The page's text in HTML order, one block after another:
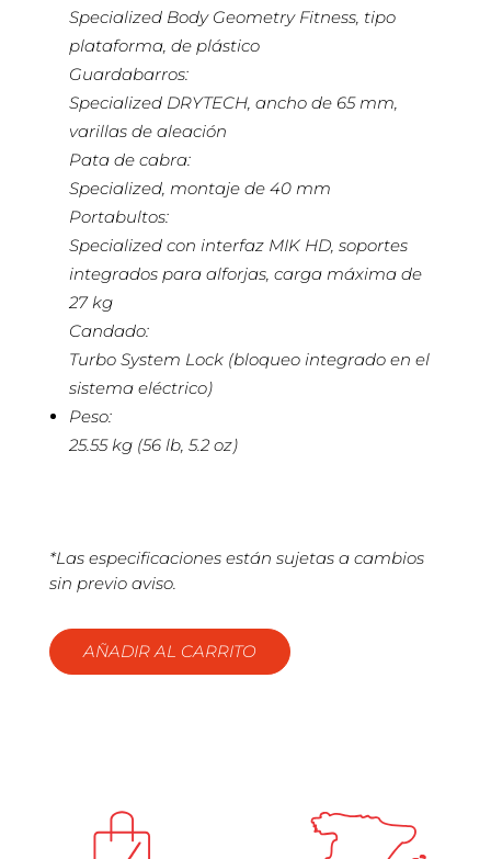
Specialized Body Geometry Fitness, tipo
plataforma, de plástico
Guardabarros:
Specialized DRYTECH, ancho de 65 mm,
varillas de aleación
Pata de cabra:
Specialized, montaje de 40 mm
Portabultos:
Specialized con interfaz MIK HD, soportes
integrados para alforjas, carga máxima de
27 kg
Candado:
Turbo System Lock (bloqueo integrado en el
sistema eléctrico)
Peso:
25.55 kg (56 lb, 5.2 oz)
*Las especificaciones están sujetas a cambios
sin previo aviso.
AÑADIR AL CARRITO